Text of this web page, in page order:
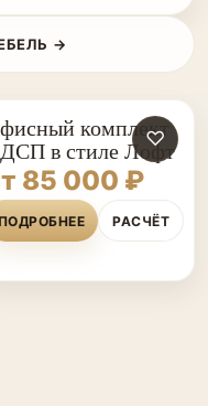
→
♡
комплект
в стиле Лофт
85 000 ₽
ПОДРОБНЕЕ РАСЧЁТ